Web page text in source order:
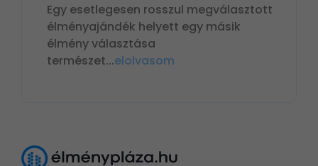
Egy esetlegesen rosszul megválasztott
élményajándék helyett egy másik
élmény választása
természet...elolvasom